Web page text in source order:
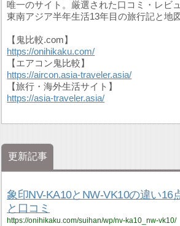
唯一のサイト。厳選された口コミ・レビ
東南アジア半年生活13年目の旅行記と地
【鬼比較.com】
https://onihikaku.com/
【エアコン鬼比較】
https://aircon.asia-traveler.asia/
【旅行・海外生活サイト】
https://asia-traveler.asia/
更新記事
象印NV-KA10とNW-VK10の違い16
と口コミ
https://onihikaku.com/suihan/wp/nv-ka10_nw-vk10/